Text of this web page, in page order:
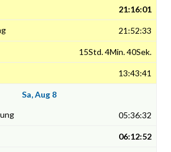
21:16:01
21:52:33
15Std. 4Min. 40Sek.
13:43:41
Sa, Aug 8
05:36:32
06:12:52